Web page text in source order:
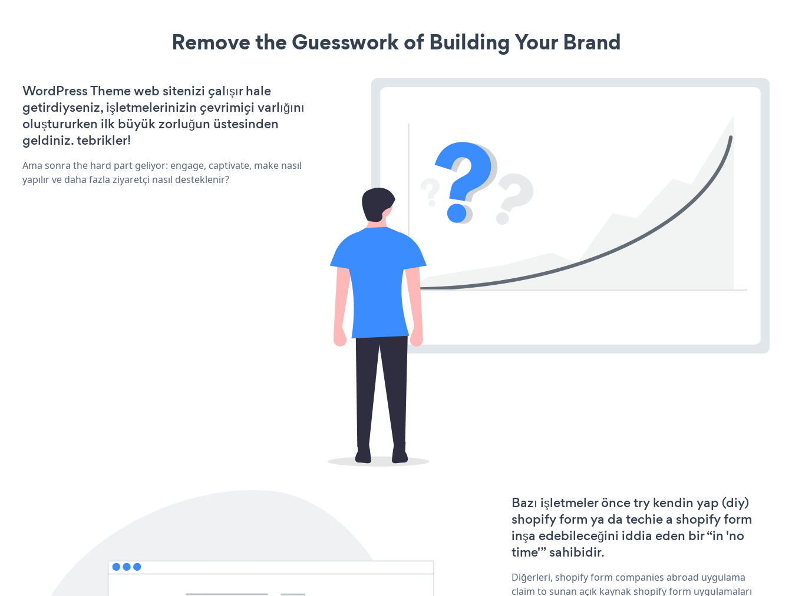
Remove the Guesswork of Building Your Brand
WordPress Theme web sitenizi çalışır hale
getirdiyseniz, işletmelerinizin çevrimiçi varlığını
oluştururken ilk büyük zorluğun üstesinden
geldiniz. tebrikler!
Ama sonra the hard part geliyor: engage, captivate, make nasıl
yapılır ve daha fazla ziyaretçi nasıl desteklenir?
Bazı işletmeler önce try kendin yap (diy)
shopify form ya da techie a shopify form
inşa edebileceğini iddia eden bir “in 'no
time'” sahibidir.
Diğerleri, shopify form companies abroad uygulama
claim to sunan açık kaynak shopify form uygulamaları